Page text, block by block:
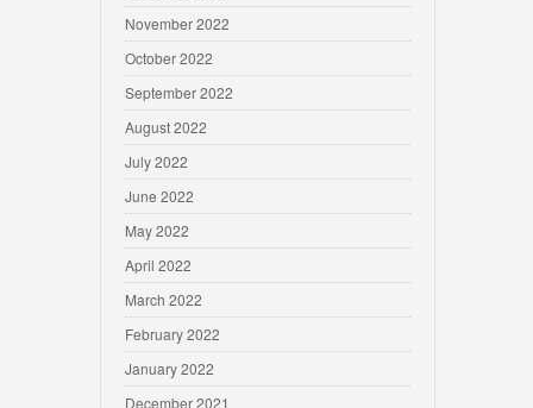
November 2022
October 2022
September 2022
August 2022
July 2022
June 2022
May 2022
April 2022
March 2022
February 2022
January 2022
December 2021